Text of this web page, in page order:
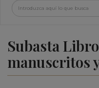
Subasta
manuscritos